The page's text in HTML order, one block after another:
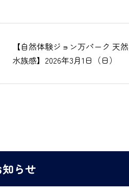
【自然体験ジョン万パーク 天然
水族感】2026年3月1日（日）
らせ